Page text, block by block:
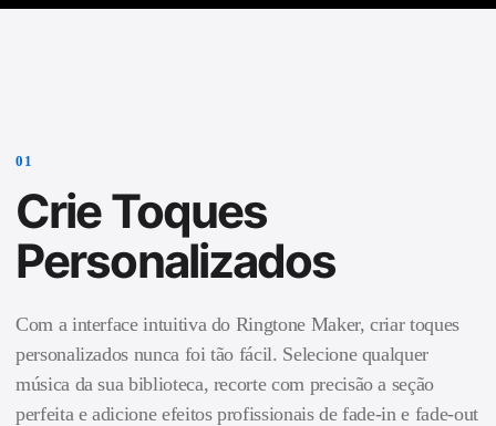
0 1
Crie Toques
Personalizados
Com a interface intuitiva do Ringtone Maker, criar toques
personalizados nunca foi tão fácil. Selecione qualquer
música da sua biblioteca, recorte com precisão a seção
perfeita e adicione efeitos profissionais de fade-in e fade-out